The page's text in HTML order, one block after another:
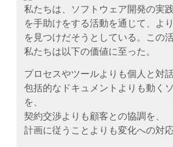
私たちは、ソフトウェア開発の実
を手助けをする活動を通じて、よ
を見つけだそうとしている。この
私たちは以下の価値に至った。
プロセスやツールよりも個人と対話
包括的なドキュメントよりも動く
を、
契約交渉よりも顧客との協調を、
計画に従うことよりも変化への対応